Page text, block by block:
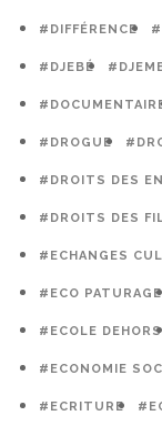
#DIFFÉRENCE
#DJEBÉ
#DROGUE
#DROITS DES
#DROITS DES
#ECHANGES
#ECO PATURAGE
#ECOLE DEHORS
#ECONOMIE
#ECRITURE